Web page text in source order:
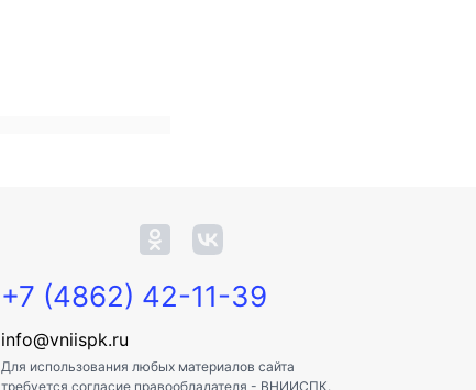
+7 (4862) 42-11-39
info@vniispk.ru
Для использования любых материалов сайта
требуется согласие правообладателя - ВНИИСПК.